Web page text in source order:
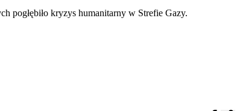
pogłębiło kryzys humanitarny w Strefie Gazy.